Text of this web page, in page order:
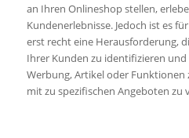
an Ihren Onlineshop stellen,
Kundenerlebnisse. Jedoch ist es
erst recht eine Herausforderung,
Ihrer Kunden zu identifizieren und
Werbung, Artikel oder
mit zu spezifischen Angeboten zu